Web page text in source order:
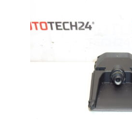
Plângere
Politică de confidențialitate